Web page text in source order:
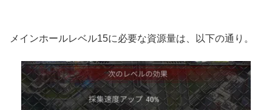
メインホールレベル15に必要な資源量は、以下の通り。